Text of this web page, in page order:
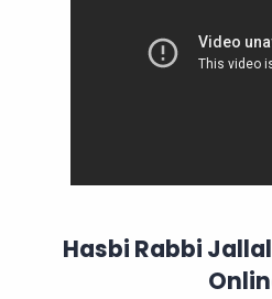
Hasbi Rabbi